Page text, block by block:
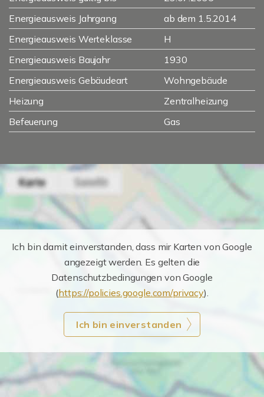
Energieausweis Jahrgang
ab dem 1.5.2014
Energieausweis Werteklasse
H
Energieausweis Baujahr
1930
Energieausweis Gebäudeart
Wohngebäude
Heizung
Zentralheizung
Befeuerung
Gas
Ich bin damit einverstanden, dass mir Karten von Google
angezeigt werden. Es gelten die
Datenschutzbedingungen von Google
(https://policies.google.com/privacy).
Ich bin einverstanden